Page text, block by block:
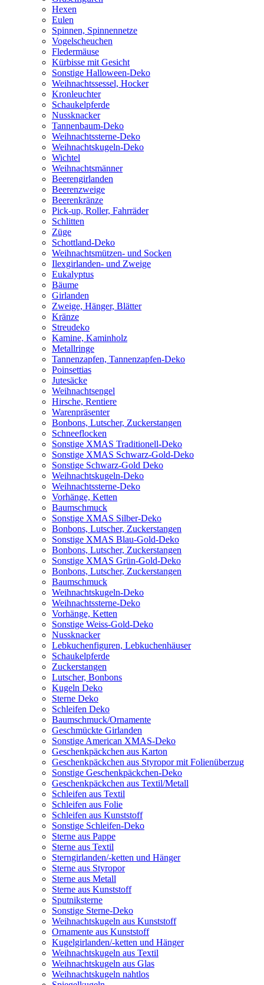
Hexen
Eulen
Spinnen, Spinnennetze
Vogelscheuchen
Fledermäuse
Kürbisse mit Gesicht
Sonstige Halloween-Deko
Weihnachtssessel, Hocker
Kronleuchter
Schaukelpferde
Nussknacker
Tannenbaum-Deko
Weihnachtssterne-Deko
Weihnachtskugeln-Deko
Wichtel
Weihnachtsmänner
Beerengirlanden
Beerenzweige
Beerenkränze
Pick-up, Roller, Fahrräder
Schlitten
Züge
Schottland-Deko
Weihnachtsmützen- und Socken
Ilexgirlanden- und Zweige
Eukalyptus
Bäume
Girlanden
Zweige, Hänger, Blätter
Kränze
Streudeko
Kamine, Kaminholz
Metallringe
Tannenzapfen, Tannenzapfen-Deko
Poinsettias
Jutesäcke
Weihnachtsengel
Hirsche, Rentiere
Warenpräsenter
Bonbons, Lutscher, Zuckerstangen
Schneeflocken
Sonstige XMAS Traditionell-Deko
Sonstige XMAS Schwarz-Gold-Deko
Sonstige Schwarz-Gold Deko
Weihnachtskugeln-Deko
Weihnachtssterne-Deko
Vorhänge, Ketten
Baumschmuck
Sonstige XMAS Silber-Deko
Bonbons, Lutscher, Zuckerstangen
Sonstige XMAS Blau-Gold-Deko
Bonbons, Lutscher, Zuckerstangen
Sonstige XMAS Grün-Gold-Deko
Bonbons, Lutscher, Zuckerstangen
Baumschmuck
Weihnachtskugeln-Deko
Weihnachtssterne-Deko
Vorhänge, Ketten
Sonstige Weiss-Gold-Deko
Nussknacker
Lebkuchenfiguren, Lebkuchenhäuser
Schaukelpferde
Zuckerstangen
Lutscher, Bonbons
Kugeln Deko
Sterne Deko
Schleifen Deko
Baumschmuck/Ornamente
Geschmückte Girlanden
Sonstige American XMAS-Deko
Geschenkpäckchen aus Karton
Geschenkpäckchen aus Styropor mit Folienüberzug
Sonstige Geschenkpäckchen-Deko
Geschenkpäckchen aus Textil/Metall
Schleifen aus Textil
Schleifen aus Folie
Schleifen aus Kunststoff
Sonstige Schleifen-Deko
Sterne aus Pappe
Sterne aus Textil
Sterngirlanden/-ketten und Hänger
Sterne aus Styropor
Sterne aus Metall
Sterne aus Kunststoff
Sputniksterne
Sonstige Sterne-Deko
Weihnachtskugeln aus Kunststoff
Ornamente aus Kunststoff
Kugelgirlanden/-ketten und Hänger
Weihnachtskugeln aus Textil
Weihnachtskugeln aus Glas
Weihnachtskugeln nahtlos